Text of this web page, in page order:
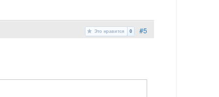
#5
Это нравится 0